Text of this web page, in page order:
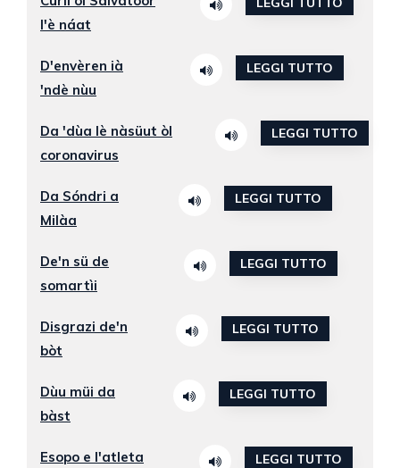
l'è náat
D'envèren ià
'ndè nùu
LEGGI TUTTO
Da 'dùa lè nàsüut òl
coronavirus
LEGGI TUTTO
Da Sóndri a
Milàa
LEGGI TUTTO
De'n sü de
somartìi
LEGGI TUTTO
Disgrazi de'n
bòt
LEGGI TUTTO
Dùu müi da
bàst
LEGGI TUTTO
Esopo e l'atleta
LEGGI TUTTO